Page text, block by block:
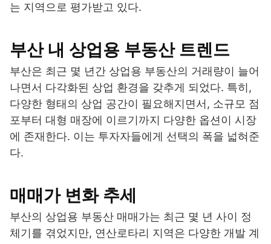
는 지역으로 평가받고 있다.
부산 내 상업용 부동산 트렌드
부산은 최근 몇 년간 상업용 부동산의 거래량이 늘어
나면서 다각화된 상업 환경을 갖추게 되었다. 특히,
다양한 형태의 상업 공간이 필요해지면서, 소규모 점
포부터 대형 매장에 이르기까지 다양한 옵션이 시장
에 존재한다. 이는 투자자들에게 선택의 폭을 넓혀준
다.
매매가 변화 추세
부산의 상업용 부동산 매매가는 최근 몇 년 사이 정
체기를 겪었지만, 연산로타리 지역은 다양한 개발 계